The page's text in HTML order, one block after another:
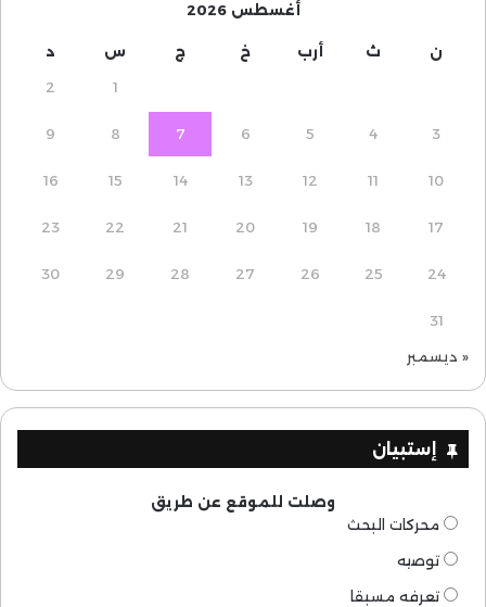
أغسطس 2026
ن ث أرب خ ج س د
1
2
3
4
5
6
7
8
9
10
11
12
13
14
15
16
17
18
19
20
21
22
23
24
25
26
27
28
29
30
31
« ديسمبر
إستبيان
وصلت للموقع عن طريق
محركات البحث
توصيه
تعرفه مسبقا